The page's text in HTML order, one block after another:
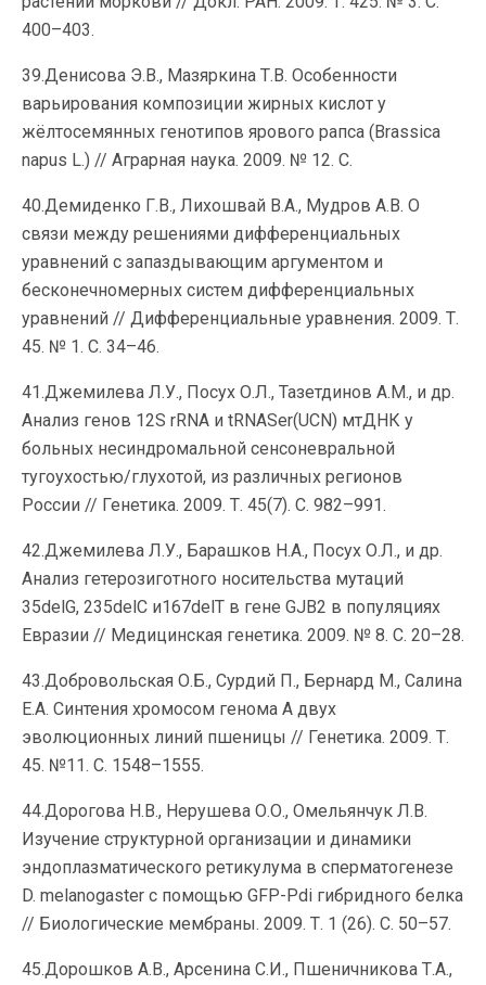
400–403.
39.Денисова Э.В., Мазяркина Т.В. Особенности
варьирования композиции жирных кислот у
жёлтосемянных генотипов ярового рапса (Brassica
napus L.) // Аграрная наука. 2009. № 12. C.
40.Демиденко Г.В., Лихошвай В.А., Мудров А.В. О
связи между решениями дифференциальных
уравнений с запаздывающим аргументом и
бесконечномерных систем дифференциальных
уравнений // Дифференциальные уравнения. 2009. Т.
45. № 1. С. 34–46.
41.Джемилева Л.У., Посух О.Л., Тазетдинов А.М., и др.
Анализ генов 12S rRNA и tRNASer(UCN) мтДНК у
больных несиндромальной сенсоневральной
тугоухостью/глухотой, из различных регионов
России // Генетика. 2009. Т. 45(7). С. 982–991.
42.Джемилева Л.У., Барашков Н.А., Посух О.Л., и др.
Анализ гетерозиготного носительства мутаций
35delG, 235delC и167delT в гене GJB2 в популяциях
Евразии // Медицинская генетика. 2009. № 8. С. 20–28.
43.Добровольская О.Б., Сурдий П., Бернард М., Салина
Е.А. Синтения хромосом генома А двух
эволюционных линий пшеницы // Генетика. 2009. Т.
45. №11. С. 1548–1555.
44.Дорогова Н.В., Нерушева О.О., Омельянчук Л.В.
Изучение структурной организации и динамики
эндоплазматического ретикулума в сперматогенезе
D. melanogaster с помощью GFP-Pdi гибридного белка
// Биологические мембраны. 2009. Т. 1 (26). С. 50–57.
45.Дорошков А.В., Арсенина С.И., Пшеничникова Т.А.,